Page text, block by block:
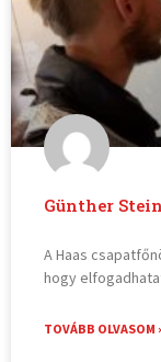
Günther
A Haas
hogy
TOVÁBB OLVASOM